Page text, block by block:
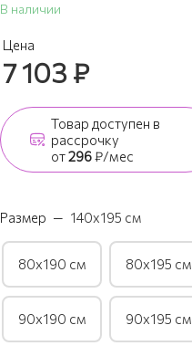
В наличии
Цена
7 103₽
Товар доступен в
рассрочку
от296₽/мес
Размер — 140х195 см
80х190 см 80х195 см
90х190 см 90х195 см